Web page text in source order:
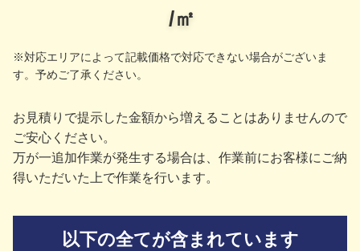
/㎡
※対応エリアによって記載価格で対応できない場合がございま
す。予めご了承ください。
お見積りで提示した金額から増えることはありませんので
ご安心ください。
万が一追加作業が発生する場合は、作業前にお客様にご納
得いただいた上で作業を行います。
以下の全てが含まれています